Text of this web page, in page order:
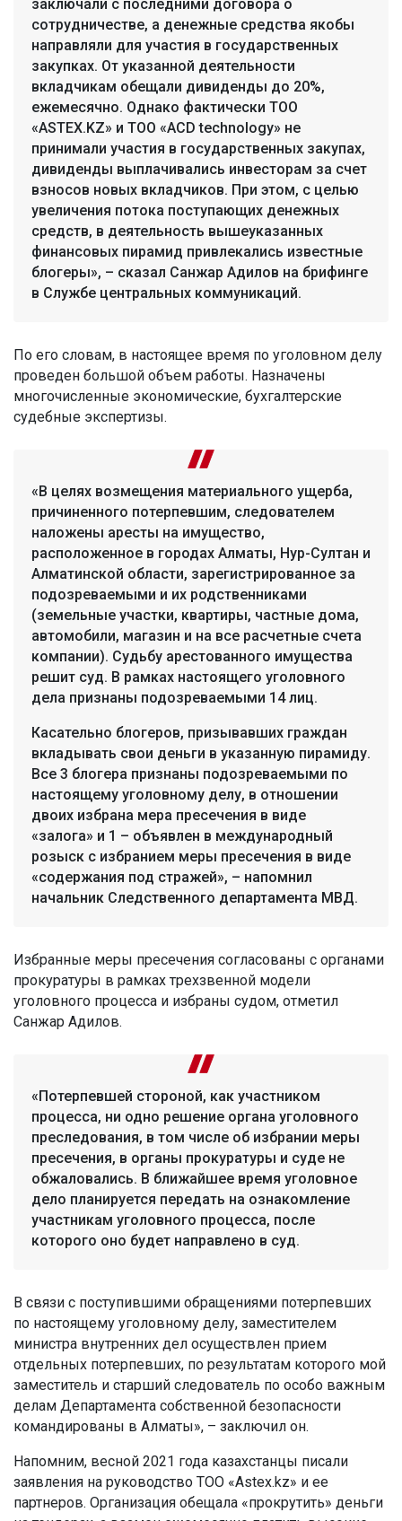
заключали с последними договора о
сотрудничестве, а денежные средства якобы
направляли для участия в государственных
закупках. От указанной деятельности
вкладчикам обещали дивиденды до 20%,
ежемесячно. Однако фактически ТОО
«ASTEX.KZ» и ТОО «ACD technology» не
принимали участия в государственных закупах,
дивиденды выплачивались инвесторам за счет
взносов новых вкладчиков. При этом, с целью
увеличения потока поступающих денежных
средств, в деятельность вышеуказанных
финансовых пирамид привлекались известные
блогеры», – сказал Санжар Адилов на брифинге
в Службе центральных коммуникаций.
По его словам, в настоящее время по уголовном делу
проведен большой объем работы. Назначены
многочисленные экономические, бухгалтерские
судебные экспертизы.
«В целях возмещения материального ущерба,
причиненного потерпевшим, следователем
наложены аресты на имущество,
расположенное в городах Алматы, Нур-Султан и
Алматинской области, зарегистрированное за
подозреваемыми и их родственниками
(земельные участки, квартиры, частные дома,
автомобили, магазин и на все расчетные счета
компании). Судьбу арестованного имущества
решит суд. В рамках настоящего уголовного
дела признаны подозреваемыми 14 лиц.
Касательно блогеров, призывавших граждан
вкладывать свои деньги в указанную пирамиду.
Все 3 блогера признаны подозреваемыми по
настоящему уголовному делу, в отношении
двоих избрана мера пресечения в виде
«залога» и 1 – объявлен в международный
розыск с избранием меры пресечения в виде
«содержания под стражей», – напомнил
начальник Следственного департамента МВД.
Избранные меры пресечения согласованы с органами
прокуратуры в рамках трехзвенной модели
уголовного процесса и избраны судом, отметил
Санжар Адилов.
«Потерпевшей стороной, как участником
процесса, ни одно решение органа уголовного
преследования, в том числе об избрании меры
пресечения, в органы прокуратуры и суде не
обжаловались. В ближайшее время уголовное
дело планируется передать на ознакомление
участникам уголовного процесса, после
которого оно будет направлено в суд.
В связи с поступившими обращениями потерпевших
по настоящему уголовному делу, заместителем
министра внутренних дел осуществлен прием
отдельных потерпевших, по результатам которого мой
заместитель и старший следователь по особо важным
делам Департамента собственной безопасности
командированы в Алматы», – заключил он.
Напомним, весной 2021 года казахстанцы писали
заявления на руководство ТОО «Astex.kz» и ее
партнеров. Организация обещала «прокрутить» деньги